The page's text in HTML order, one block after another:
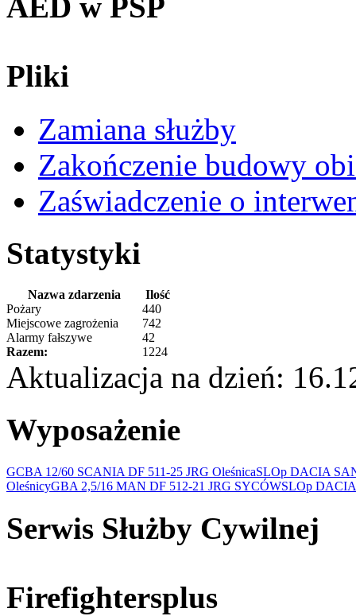
Pliki
Zamiana służby
Zakończenie budowy
Zaświadczenie o
Statystyki
Nazwa zdarzenia
Ilość
Pożary
440
Miejscowe zagrożenia
742
Alarmy fałszywe
42
Razem:
1224
Aktualizacja na dzień:
Wyposażenie
GCBA 12/60 SCANIA DF 511-25 JRG OleśnicaSLOp DACIA
OleśnicyGBA 2,5/16 MAN DF 512-21 JRG SYCÓWSLOp
Serwis Służby Cywilnej
Firefightersplus